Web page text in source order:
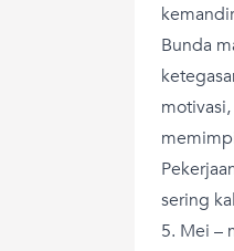
Bunda
sering
5. Mei –